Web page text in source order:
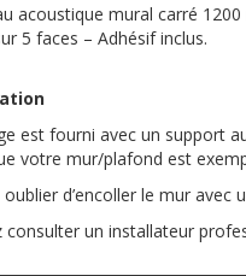
acoustique mural carré
5 faces – Adhésif inclus.
est fourni avec un support
votre mur/plafond est
oublier d’encoller le mur avec
consulter un installateur